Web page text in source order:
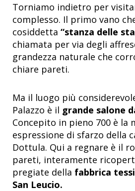
Torniamo indietro per
complesso. Il primo vano
cosiddetta “stanza delle
chiamata per via degli
grandezza naturale che
chiare pareti.
Ma il luogo più
Palazzo è il grande salone
Concepito in pieno 700 è la
espressione di sfarzo della
Dottula. Qui a regnare è il
pareti, interamente
pregiate della fabbrica
San Leucio.